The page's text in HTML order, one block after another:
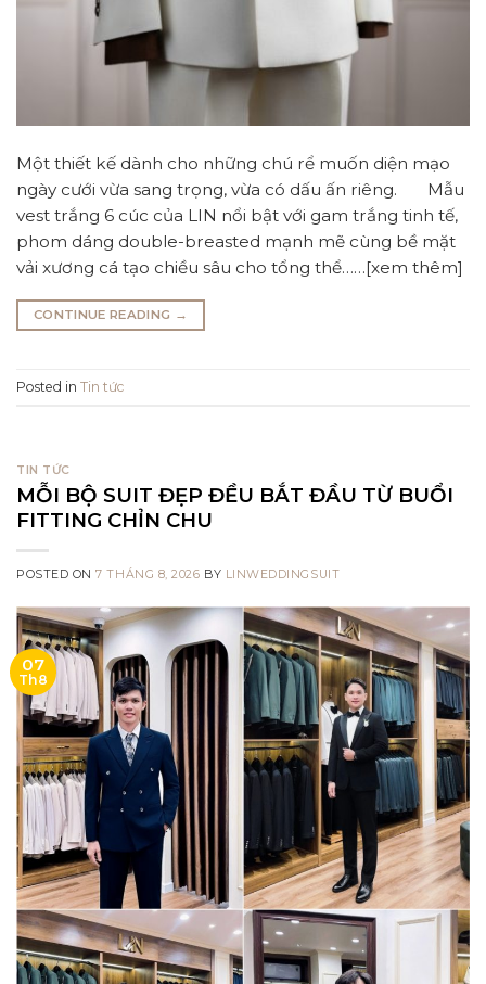
Một thiết kế dành cho những chú rể muốn diện mạo
ngày cưới vừa sang trọng, vừa có dấu ấn riêng. Mẫu
vest trắng 6 cúc của LIN nổi bật với gam trắng tinh tế,
phom dáng double-breasted mạnh mẽ cùng bề mặt
vải xương cá tạo chiều sâu cho tổng thể……[xem thêm]
CONTINUE READING →
Posted in Tin tức
TIN TỨC
MỖI BỘ SUIT ĐẸP ĐỀU BẮT ĐẦU TỪ BUỔI
FITTING CHỈN CHU
POSTED ON7 THÁNG 8, 2026 BY LINWEDDINGSUIT
07
Th8